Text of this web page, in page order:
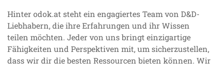
Hinter odok.at steht ein engagiertes Team von D&D-
Liebhabern, die ihre Erfahrungen und ihr Wissen
teilen möchten. Jeder von uns bringt einzigartige
Fähigkeiten und Perspektiven mit, um sicherzustellen,
dass wir dir die besten Ressourcen bieten können. Wir